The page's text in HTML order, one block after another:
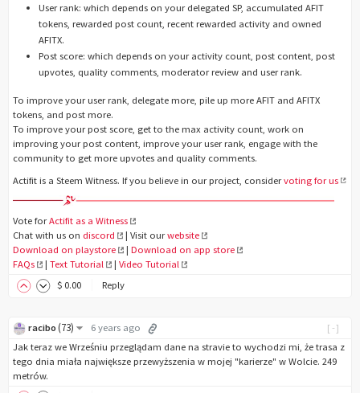
User rank: which depends on your delegated SP, accumulated AFIT
tokens, rewarded post count, recent rewarded activity and owned
AFITX.
Post score: which depends on your activity count, post content, post
upvotes, quality comments, moderator review and user rank.
To improve your user rank, delegate more, pile up more AFIT and AFITX
tokens, and post more.
To improve your post score, get to the max activity count, work on
improving your post content, improve your user rank, engage with the
community to get more upvotes and quality comments.
Actifit is a Steem Witness. If you believe in our project, considervoting for us
Vote forActifit as a Witness
Chat with us on discord | Visit ourwebsite
Download on playstore
|Download on app store
FAQs
|Text Tutorial |Video Tutorial
$ 0.00 Reply
[-]
racibo (73)
6 years ago
Jak teraz we Wrześniu przeglądam dane na stravie to wychodzi mi, że trasa z
tego dnia miała największe przewyższenia w mojej "karierze" w Wolcie. 249
metrów.